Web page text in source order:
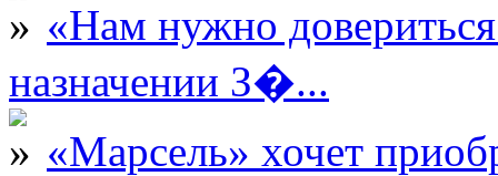
«Нам нужно
назначении З�...
«Марсель» хочет